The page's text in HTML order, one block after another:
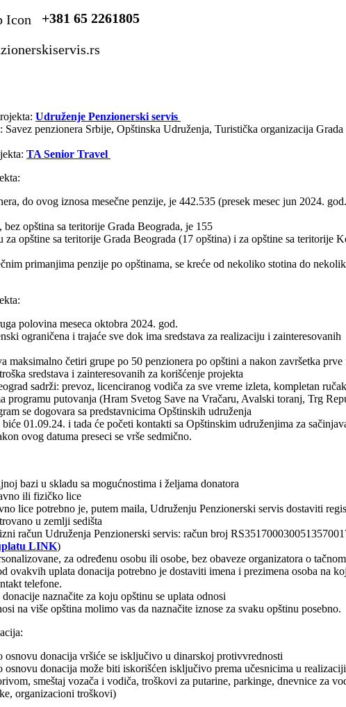
+381 65 2261805
Udruženje Penzionerski servis
penzionera Srbije, Opštinska Udruženja, Turistička organizacija Grada
TA Senior Travel
do ovog iznosa mesečne penzije, je 442.535 (presek mesec jun 2024.
opština sa teritorije Grada Beograda, je 155
za opštine sa teritorije Grada Beograda (17 opština) i za opštine sa teritorije
primanjima penzije po opštinama, se kreće od nekoliko stotina do
polovina meseca oktobra 2024. god.
ograničena i trajaće sve dok ima sredstava za realizaciju i zainteresovanih
maksimalno četiri grupe po 50 penzionera po opštini a nakon završetka prve
sredstava i zainteresovanih za korišćenje projekta
sadrži: prevoz, licenciranog vodiča za sve vreme izleta, kompletan
programu putovanja (Hram Svetog Save na Vračaru, Avalski toranj, Trg
se dogovara sa predstavnicima Opštinskih udruženja
01.09.24. i tada će početi kontakti sa Opštinskim udruženjima za
ovog datuma preseci se vrše sedmično.
bazi u skladu sa mogućnostima i željama donatora
ili fizičko lice
lice potrebno je, putem maila, Udruženju Penzionerski servis dostaviti
u zemlji sedišta
račun Udruženja Penzionerski servis: račun broj
LINK)
za određenu osobu ili osobe, bez obaveze organizatora o tačnom
ovakvih uplata donacija potrebno je dostaviti imena i prezimena osoba na
telefone.
naznačite za koju opštinu se uplata odnosi
na više opština molimo vas da naznačite iznose za svaku opštinu posebno.
osnovu donacija vršiće se isključivo u dinarskoj protivvrednosti
osnovu donacija može biti iskorišćen isključivo prema učesnicima u
smeštaj vozača i vodiča, troškovi za putarine, parkinge, dnevnice za
organizacioni troškovi)